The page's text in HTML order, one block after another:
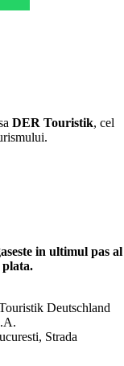
DER Touristik, cel
in ultimul pas al
Deutschland
Strada